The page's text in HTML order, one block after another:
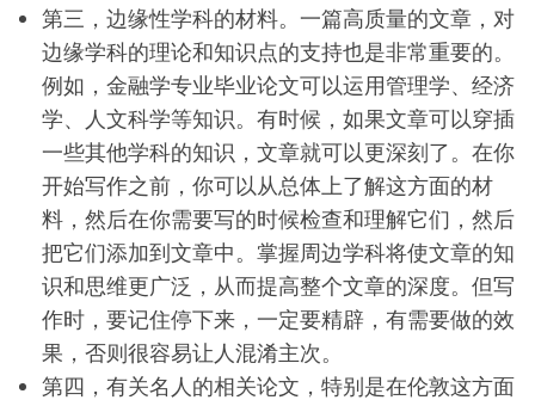
第三，边缘性学科的材料。一篇高质量的文章，对
边缘学科的理论和知识点的支持也是非常重要的。
例如，金融学专业毕业论文可以运用管理学、经济
学、人文科学等知识。有时候，如果文章可以穿插
一些其他学科的知识，文章就可以更深刻了。在你
开始写作之前，你可以从总体上了解这方面的材
料，然后在你需要写的时候检查和理解它们，然后
把它们添加到文章中。掌握周边学科将使文章的知
识和思维更广泛，从而提高整个文章的深度。但写
作时，要记住停下来，一定要精辟，有需要做的效
果，否则很容易让人混淆主次。
第四，有关名人的相关论文，特别是在伦敦这方面